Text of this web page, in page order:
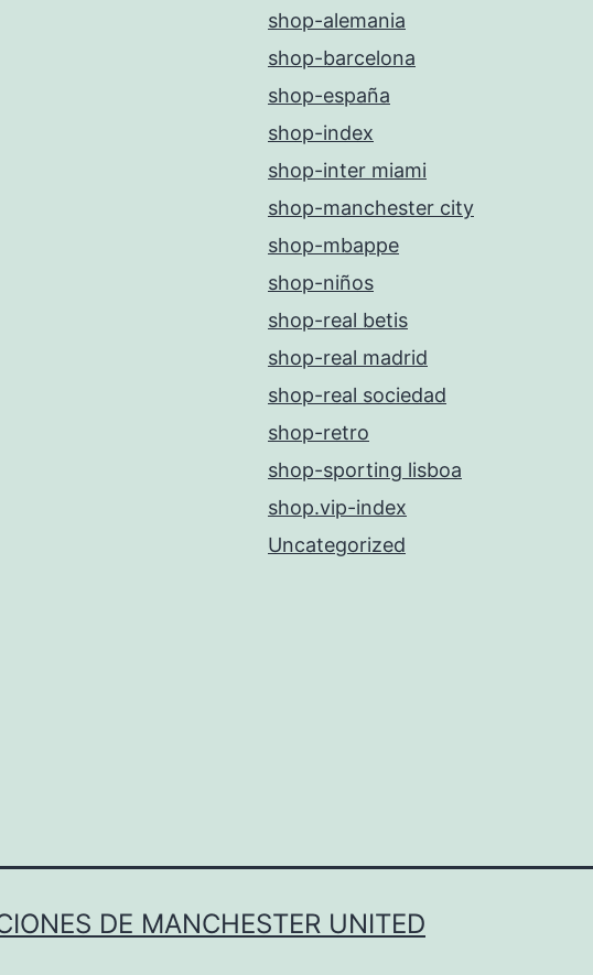
shop-alemania
shop-barcelona
shop-españa
shop-index
shop-inter miami
shop-manchester city
shop-mbappe
shop-niños
shop-real betis
shop-real madrid
shop-real sociedad
shop-retro
shop-sporting lisboa
shop.vip-index
Uncategorized
DE MANCHESTER UNITED